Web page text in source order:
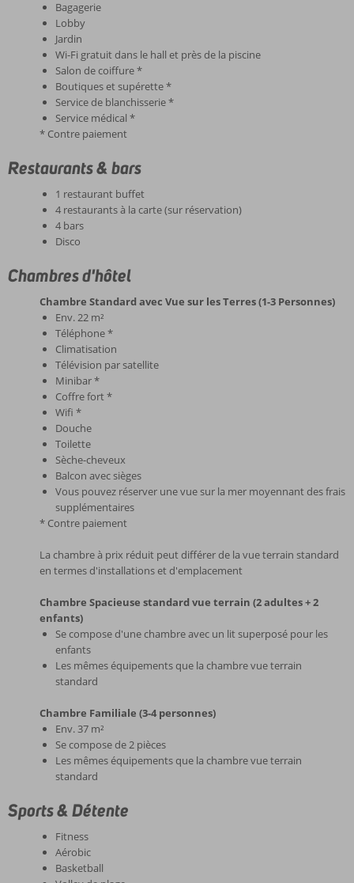
Bagagerie
Lobby
Jardin
Wi-Fi gratuit dans le hall et près de la piscine
Salon de coiffure *
Boutiques et supérette *
Service de blanchisserie *
Service médical *
* Contre paiement
Restaurants & bars
1 restaurant buffet
4 restaurants à la carte (sur réservation)
4 bars
Disco
Chambres d'hôtel
Chambre Standard avec Vue sur les Terres (1-3 Personnes)
Env. 22 m²
Téléphone *
Climatisation
Télévision par satellite
Minibar *
Coffre fort *
Wifi *
Douche
Toilette
Sèche-cheveux
Balcon avec sièges
Vous pouvez réserver une vue sur la mer moyennant des frais
supplémentaires
* Contre paiement
La chambre à prix réduit peut différer de la vue terrain standard
en termes d'installations et d'emplacement
Chambre Spacieuse standard vue terrain (2 adultes + 2
enfants)
Se compose d'une chambre avec un lit superposé pour les
enfants
Les mêmes équipements que la chambre vue terrain
standard
Chambre Familiale (3-4 personnes)
Env. 37 m²
Se compose de 2 pièces
Les mêmes équipements que la chambre vue terrain
standard
Sports & Détente
Fitness
Aérobic
Basketball